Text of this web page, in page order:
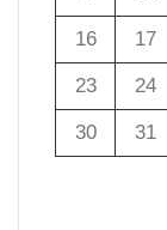
16 17
23 24
30 31